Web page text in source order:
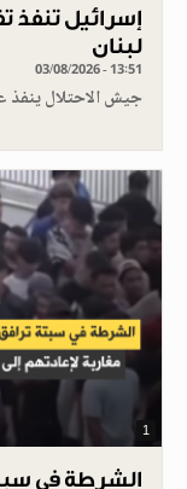
إسرائيل
لبنان
03/08/2026 - 13:51
جيش الاحتلال ينفذ
1
الشرطة في